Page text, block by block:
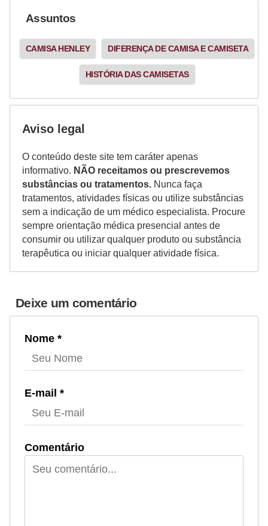
Assuntos
CAMISA HENLEY DIFERENÇA DE CAMISA E CAMISETA
HISTÓRIA DAS CAMISETAS
Aviso legal
O conteúdo deste site tem caráter apenas
informativo. NÃO receitamos ou prescrevemos
substâncias ou tratamentos. Nunca faça
tratamentos, atividades físicas ou utilize substâncias
sem a indicação de um médico especialista. Procure
sempre orientação médica presencial antes de
consumir ou utilizar qualquer produto ou substância
terapêutica ou iniciar qualquer atividade física.
Deixe um comentário
Nome *
E-mail *
Comentário